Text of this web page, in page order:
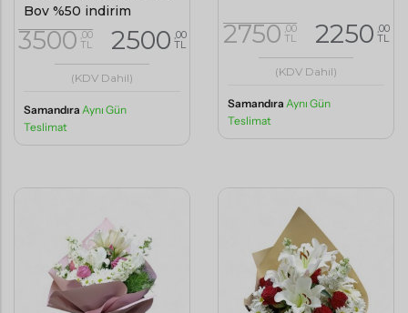
Boy %50 indirim
3500 ,00
TL 2500 ,00
TL
(KDV Dahil)
Samandıra Aynı Gün
Teslimat
2750 ,00
TL 2250 ,00
TL
(KDV Dahil)
Samandıra Aynı Gün
Teslimat